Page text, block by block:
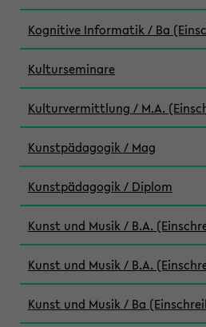
Kognitive Informatik / Ba
Kulturseminare
Kulturvermittlung / M.A.
Kunstpädagogik / Mag
Kunstpädagogik / Diplom
Kunst und Musik / B.A.
Kunst und Musik / B.A.
Kunst und Musik / Ba